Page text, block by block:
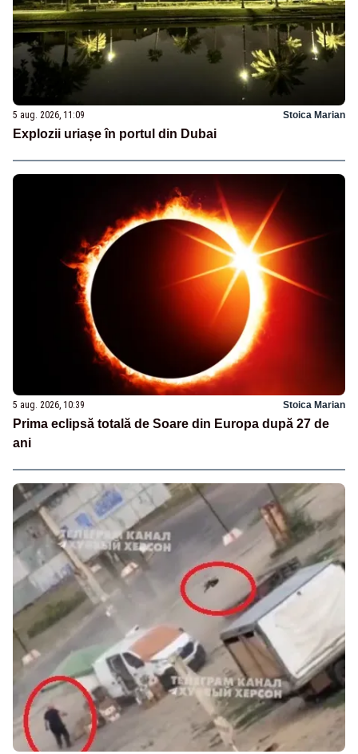
5 aug. 2026, 11:09 Stoica Marian
Explozii uriașe în portul din Dubai
5 aug. 2026, 10:39 Stoica Marian
Prima eclipsă totală de Soare din Europa după 27 de
ani